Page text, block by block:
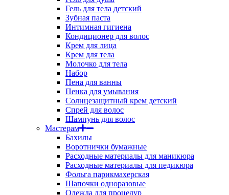
Гель для тела детский
Зубная паста
Интимная гигиена
Кондиционер для волос
Крем для лица
Крем для тела
Молочко для тела
Набор
Пена для ванны
Пенка для умывания
Солнцезащитный крем детский
Спрей для волос
Шампунь для волос
Мастерам
Бахилы
Воротнички бумажные
Расходные материалы для маникюра
Расходные материалы для педикюра
Фольга парикмахерская
Шапочки одноразовые
Одежда для процедур